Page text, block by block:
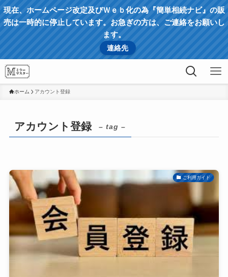
現在、ホームページ改定及びＷｅｂ化の為『簡単相続ナビ』の販
売は一時的に停止しています。お急ぎの方は、ご連絡をお願いし
ます。
連絡先
ホーム アカウント登録
アカウント登録 – tag –
ご利用ガイド